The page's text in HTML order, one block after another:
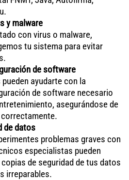
y malware
con virus o malware,
tu sistema para evitar
de software
ayudarte con la
de software necesario
asegurándose de
de datos
problemas graves con
especialistas pueden
de seguridad de tus datos
irreparables.